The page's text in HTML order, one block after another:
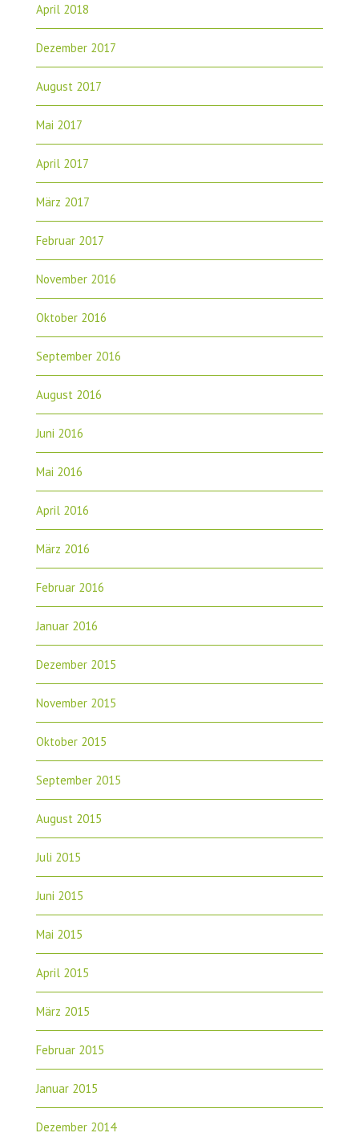
April 2018
Dezember 2017
August 2017
Mai 2017
April 2017
März 2017
Februar 2017
November 2016
Oktober 2016
September 2016
August 2016
Juni 2016
Mai 2016
April 2016
März 2016
Februar 2016
Januar 2016
Dezember 2015
November 2015
Oktober 2015
September 2015
August 2015
Juli 2015
Juni 2015
Mai 2015
April 2015
März 2015
Februar 2015
Januar 2015
Dezember 2014